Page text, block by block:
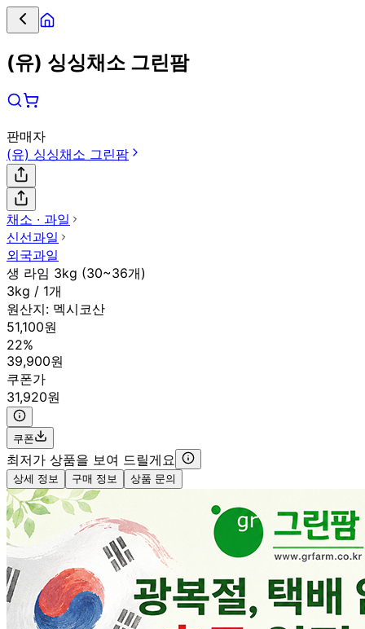
(유) 싱싱채소 그린팜
판매자
(유) 싱싱채소 그린팜
채소 ∙ 과일
신선과일
외국과일
생 라임 3kg (30~36개)
3kg / 1개
원산지: 멕시코산
51,100원
22%
39,900원
쿠폰가
31,920원
쿠폰
최저가 상품을 보여 드릴게요
상세 정보 구매 정보 상품 문의